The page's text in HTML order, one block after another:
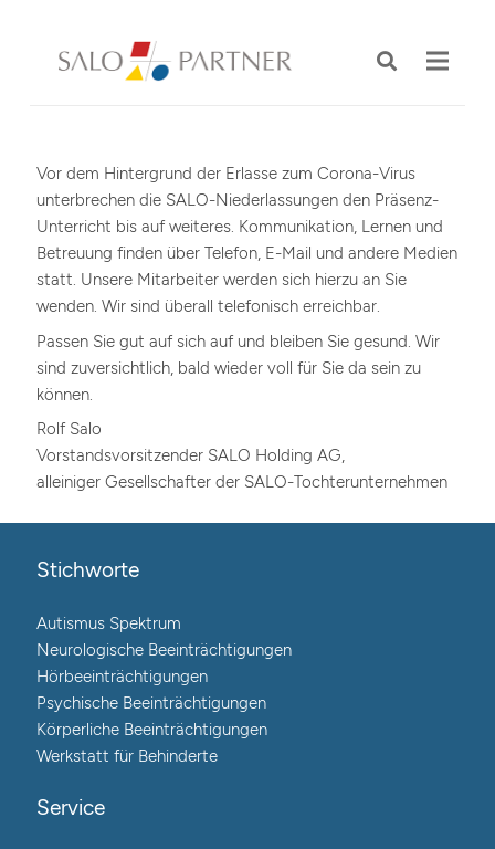
Vor dem Hintergrund der Erlasse zum Corona-Virus
unterbrechen die SALO-Niederlassungen den Präsenz-
Unterricht bis auf weiteres. Kommunikation, Lernen und
Betreuung finden über Telefon, E-Mail und andere Medien
statt. Unsere Mitarbeiter werden sich hierzu an Sie
wenden. Wir sind überall telefonisch erreichbar.
Passen Sie gut auf sich auf und bleiben Sie gesund. Wir
sind zuversichtlich, bald wieder voll für Sie da sein zu
können.
Rolf Salo
Vorstandsvorsitzender SALO Holding AG,
alleiniger Gesellschafter der SALO-Tochterunternehmen
Stichworte
Autismus Spektrum
Neurologische Beeinträchtigungen
Hörbeeinträchtigungen
Psychische Beeinträchtigungen
Körperliche Beeinträchtigungen
Werkstatt für Behinderte
Service